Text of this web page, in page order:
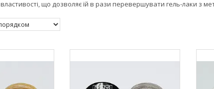
властивості, що дозволяє їй в рази перевершувати гель-лаки з